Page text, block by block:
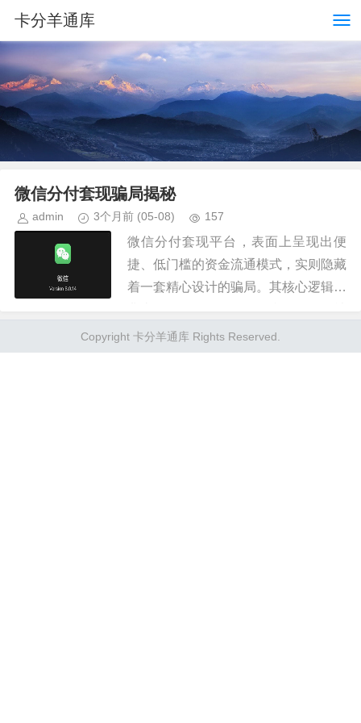
卡分羊通库
微信分付套现骗局揭秘
admin 3个月前 (05-08) 157
微信分付套现平台，表面上呈现出便
捷、低门槛的资金流通模式，实则隐藏
着一套精心设计的骗局。其核心逻辑并
交网络庞大的人群和“熟人互助”的心
理，构建了一个以“小额借贷”为名...
Copyright 卡分羊通库 Rights Reserved.